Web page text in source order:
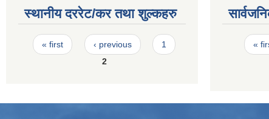
स्थानीय दररेट/कर तथा शुल्कहरु
Pages
« first ‹ previous
1
2
«